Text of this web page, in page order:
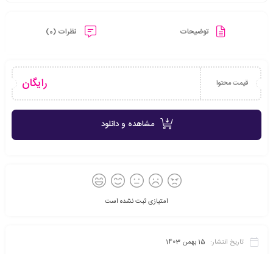
توضیحات نظرات (0)
قیمت محتوا رایگان
مشاهده و دانلود
امتیازی ثبت نشده است
تاریخ انتشار: 15 بهمن 1403